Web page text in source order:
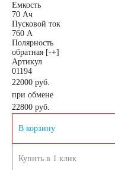
Недорогие
Емкость
70 Ач
Пусковой ток
760 А
Полярность
обратная [-+]
Артикул
01194
22000 руб.
при обмене
22800 руб.
В корзину
Купить в 1 клик